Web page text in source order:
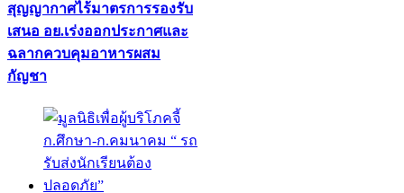
สุญญากาศไร้มาตรการรองรับ
เสนอ อย.เร่งออกประกาศและ
ฉลากควบคุมอาหารผสม
กัญชา